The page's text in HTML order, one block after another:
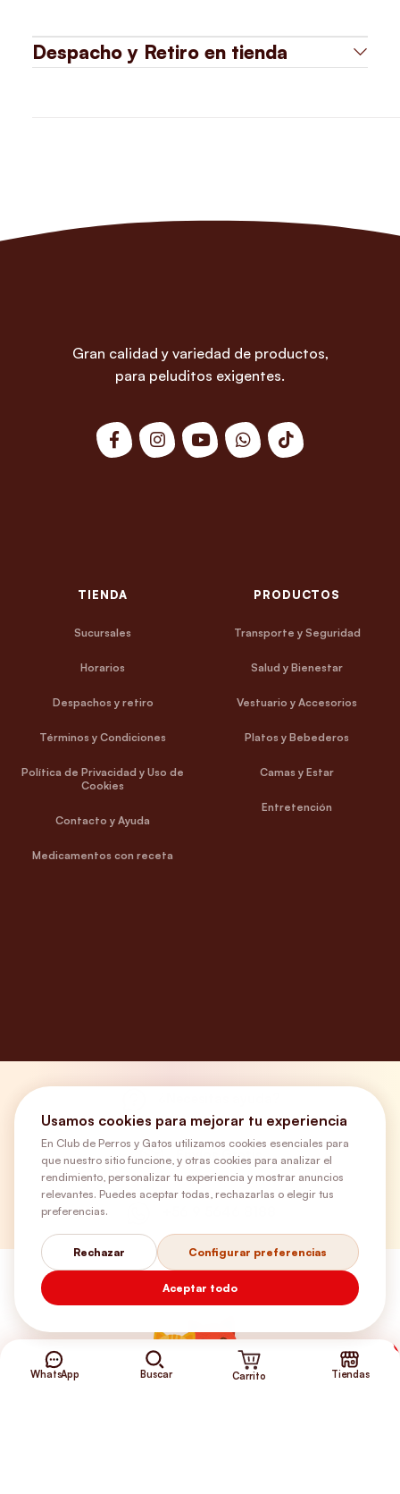
Despacho y Retiro en tienda
Gran calidad y variedad de productos,
para peluditos exigentes.
TIENDA
Sucursales
Horarios
Despachos y retiro
Términos y Condiciones
Política de Privacidad y Uso de
Cookies
Contacto y Ayuda
Medicamentos con receta
PRODUCTOS
Transporte y Seguridad
Salud y Bienestar
Vestuario y Accesorios
Platos y Bebederos
Camas y Estar
Entretención
Envíos Gratis
WhatsApp Buscar Carrito Tiendas
Usamos cookies para mejorar tu experiencia
En Club de Perros y Gatos utilizamos cookies esenciales para
que nuestro sitio funcione, y otras cookies para analizar el
rendimiento, personalizar tu experiencia y mostrar anuncios
relevantes. Puedes aceptar todas, rechazarlas o elegir tus
preferencias.
Rechazar Configurar preferencias
Aceptar todo